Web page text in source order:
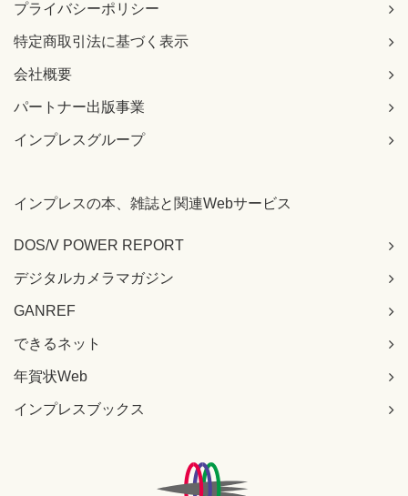
プライバシーポリシー
特定商取引法に基づく表示
会社概要
パートナー出版事業
インプレスグループ
インプレスの本、雑誌と関連Webサービス
DOS/V POWER REPORT
デジタルカメラマガジン
GANREF
できるネット
年賀状Web
インプレスブックス